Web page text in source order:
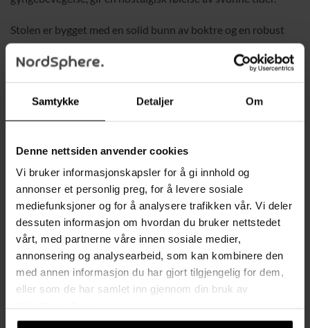
Samtykke Detaljer Om
Denne nettsiden anvender cookies
Vi bruker informasjonskapsler for å gi innhold og
annonser et personlig preg, for å levere sosiale
mediefunksjoner og for å analysere trafikken vår. Vi deler
dessuten informasjon om hvordan du bruker nettstedet
vårt, med partnerne våre innen sosiale medier,
annonsering og analysearbeid, som kan kombinere den
med annen informasjon du har gjort tilgjengelig for dem,
eller som de har samlet inn gjennom din bruk av
Stolen er bygget med en solid bunn av boktre og en robust
stålramme, som gir pålitelig støtte og langvarig holdbarhet.
Det brede rygg- og armlenet sørger for ekstra komfort, noe
rom der du ønsker å slappe av. Enkel montering kreves, og
Funksjoner:
✔ Elegant design med klassisk sjarm
✔ Buede trelister for avslappende gyngebevegelse
✔ Tykk polstring gir en behagelig sitteopplevelse
✔ Bredt rygg- og armlene for ekstra støtte
✔ Perfekt for barnerom, stue eller lesekrok
✔ Solid konstruksjon av boktre og stålramme for pålitelig